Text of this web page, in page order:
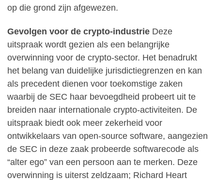
op die grond zijn afgewezen.
Gevolgen voor de crypto-industrie Deze
uitspraak wordt gezien als een belangrijke
overwinning voor de crypto-sector. Het benadrukt
het belang van duidelijke jurisdictiegrenzen en kan
als precedent dienen voor toekomstige zaken
waarbij de SEC haar bevoegdheid probeert uit te
breiden naar internationale crypto-activiteiten. De
uitspraak biedt ook meer zekerheid voor
ontwikkelaars van open-source software, aangezien
de SEC in deze zaak probeerde softwarecode als
“alter ego” van een persoon aan te merken. Deze
overwinning is uiterst zeldzaam; Richard Heart